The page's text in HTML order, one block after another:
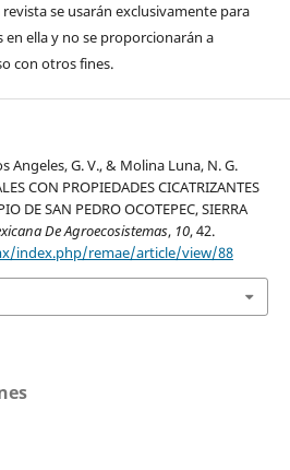
se usarán exclusivamente para
en ella y no se proporcionarán a
con otros fines.
Angeles, G. V., & Molina Luna, N. G.
CON PROPIEDADES CICATRIZANTES
DE SAN PEDRO OCOTEPEC, SIERRA
De Agroecosistemas, 10, 42.
index.php/remae/article/view/88